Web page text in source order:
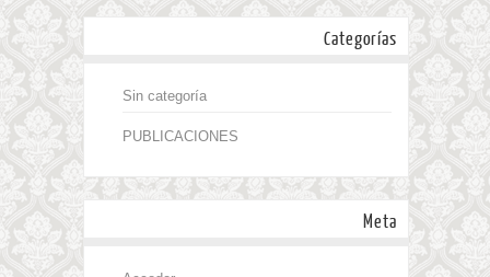
Categorías
Sin categoría
PUBLICACIONES
Meta